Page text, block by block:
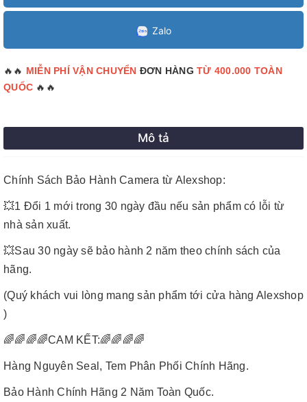
Zalo
🔥🔥 MIỄN PHÍ VẬN CHUYỂN ĐƠN HÀNG TỪ 400.000 TOÀN
QUỐC 🔥🔥
Mô tả
Chính Sách Bảo Hành Camera từ Alexshop:
💥1 Đổi 1 mới trong 30 ngày đầu nếu sản phẩm có lỗi từ
nhà sản xuất.
💥Sau 30 ngày sẽ bảo hành 2 năm theo chính sách của
hãng.
(Quý khách vui lòng mang sản phẩm tới cửa hàng Alexshop
)
🌈🌈🌈🌈CAM KẾT:🌈🌈🌈🌈
Hàng Nguyên Seal, Tem Phân Phối Chính Hãng.
Bảo Hành Chính Hãng 2 Năm Toàn Quốc.